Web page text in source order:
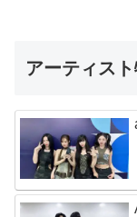
アーティス